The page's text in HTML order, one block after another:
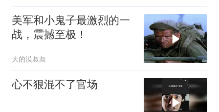
美军和小鬼子最激烈的一
战，震撼至极！
大的漠叔叔
心不狠混不了官场